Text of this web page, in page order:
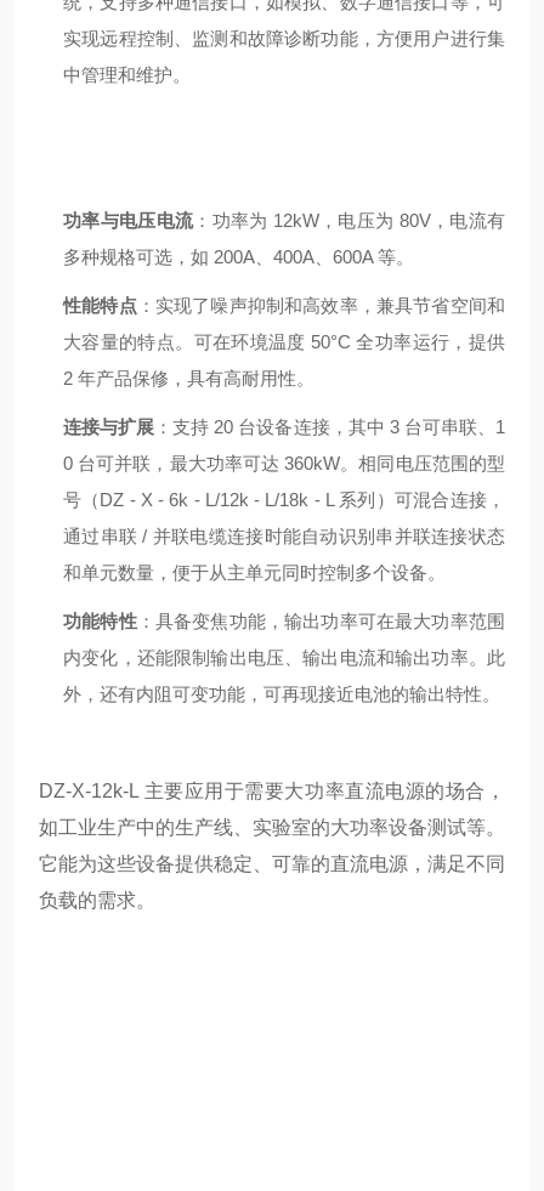
实现远程控制、监测和故障诊断功能，方便用户进行集
中管理和维护。
功率与电压电流：功率为 12kW，电压为 80V，电流有
多种规格可选，如 200A、400A、600A 等。
性能特点 ：实现了噪声抑制和高效率，兼具节省空间和
大容量的特点。可在环境温度 50°C 全功率运行，提供
2 年产品保修，具有高耐用性。
连接与扩展 ：支持 20 台设备连接，其中 3 台可串联、1
0 台可并联，最大功率可达 360kW。相同电压范围的型
号（DZ - X - 6k - L/12k - L/18k - L 系列）可混合连接，
通过串联 / 并联电缆连接时能自动识别串并联连接状态
和单元数量，便于从主单元同时控制多个设备。
功能特性：具备变焦功能，输出功率可在最大功率范围
内变化，还能限制输出电压、输出电流和输出功率。此
外，还有内阻可变功能，可再现接近电池的输出特性。
DZ-X-12k-L 主要应用于需要大功率直流电源的场合，
如工业生产中的生产线、实验室的大功率设备测试等。
它能为这些设备提供稳定、可靠的直流电源，满足不同
负载的需求。